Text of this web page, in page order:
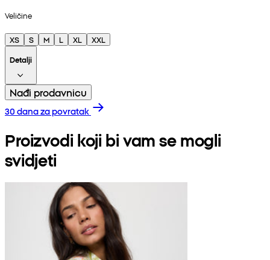
Veličine
XS S M L XL
XXL
Detalji
Nađi prodavnicu
30 dana za povratak
Proizvodi koji bi vam se mogli
svidjeti